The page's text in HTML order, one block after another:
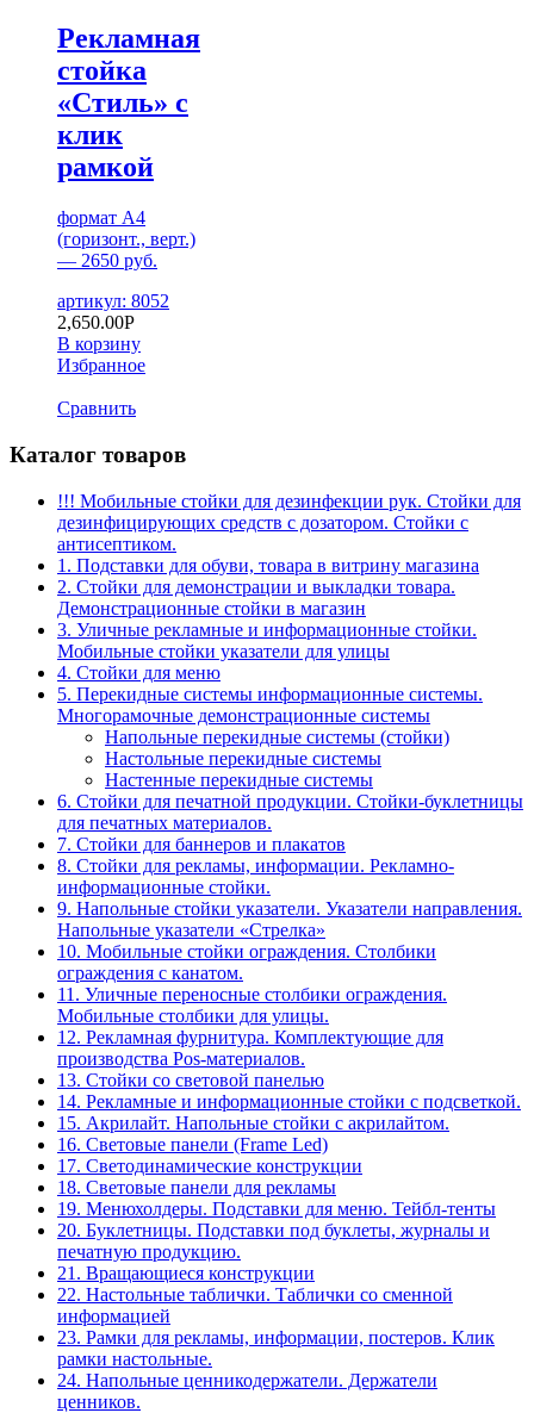
Рекламная
стойка
«Стиль» с
клик
рамкой
формат А4
(горизонт., верт.)
— 2650 руб.
артикул: 8052
2,650.00Р
В корзину
Избранное
Сравнить
Каталог товаров
!!! Мобильные стойки для дезинфекции рук. Стойки для
дезинфицирующих средств с дозатором. Стойки с
антисептиком.
1. Подставки для обуви, товара в витрину магазина
2. Стойки для демонстрации и выкладки товара.
Демонстрационные стойки в магазин
3. Уличные рекламные и информационные стойки.
Мобильные стойки указатели для улицы
4. Стойки для меню
5. Перекидные системы информационные системы.
Многорамочные демонстрационные системы
Напольные перекидные системы (стойки)
Настольные перекидные системы
Настенные перекидные системы
6. Стойки для печатной продукции. Стойки-буклетницы
для печатных материалов.
7. Стойки для баннеров и плакатов
8. Стойки для рекламы, информации. Рекламно-
информационные стойки.
9. Напольные стойки указатели. Указатели направления.
Напольные указатели «Стрелка»
10. Мобильные стойки ограждения. Столбики
ограждения с канатом.
11. Уличные переносные столбики ограждения.
Мобильные столбики для улицы.
12. Рекламная фурнитура. Комплектующие для
производства Pos-материалов.
13. Стойки со световой панелью
14. Рекламные и информационные стойки с подсветкой.
15. Акрилайт. Напольные стойки с акрилайтом.
16. Световые панели (Frame Led)
17. Светодинамические конструкции
18. Световые панели для рекламы
19. Менюхолдеры. Подставки для меню. Тейбл-тенты
20. Буклетницы. Подставки под буклеты, журналы и
печатную продукцию.
21. Вращающиеся конструкции
22. Настольные таблички. Таблички со сменной
информацией
23. Рамки для рекламы, информации, постеров. Клик
рамки настольные.
24. Напольные ценникодержатели. Держатели
ценников.